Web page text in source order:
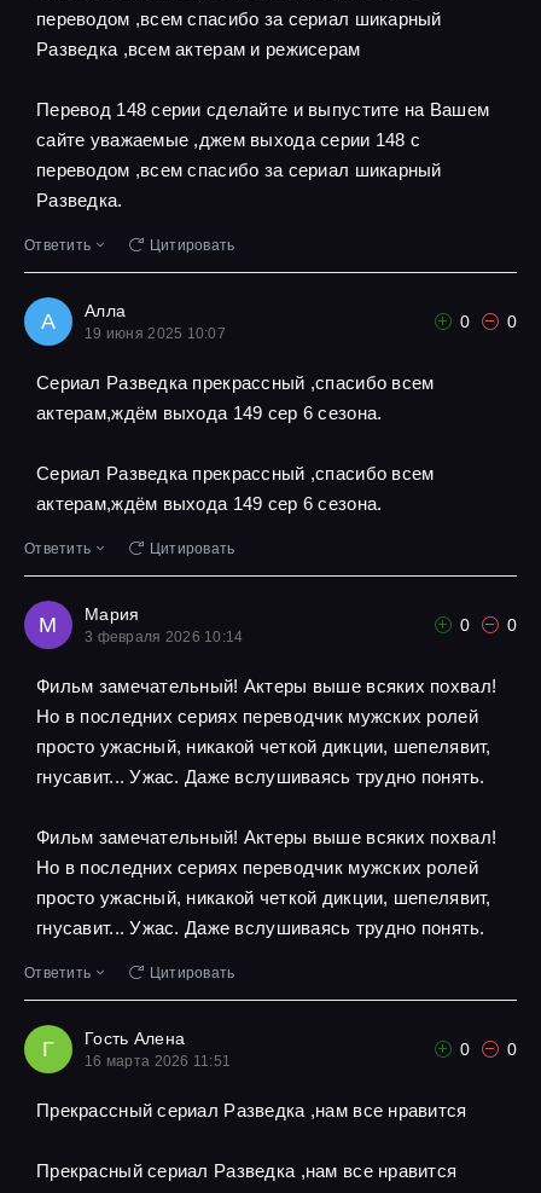
переводом ,всем спасибо за сериал шикарный
Разведка ,всем актерам и режисерам
Перевод 148 серии сделайте и выпустите на Вашем
сайте уважаемые ,джем выхода серии 148 с
переводом ,всем спасибо за сериал шикарный
Разведка.
Ответить Цитировать
А Алла
19 июня 2025 10:07
0 0
Сериал Разведка прекрассный ,спасибо всем
актерам,ждём выхода 149 сер 6 сезона.
Сериал Разведка прекрассный ,спасибо всем
актерам,ждём выхода 149 сер 6 сезона.
Ответить Цитировать
М Мария
3 февраля 2026 10:14
0 0
Фильм замечательный! Актеры выше всяких похвал!
Но в последних сериях переводчик мужских ролей
просто ужасный, никакой четкой дикции, шепелявит,
гнусавит... Ужас. Даже вслушиваясь трудно понять.
Фильм замечательный! Актеры выше всяких похвал!
Но в последних сериях переводчик мужских ролей
просто ужасный, никакой четкой дикции, шепелявит,
гнусавит... Ужас. Даже вслушиваясь трудно понять.
Ответить Цитировать
Г Гость Алена
16 марта 2026 11:51
0 0
Прекрассный сериал Разведка ,нам все нравится
Прекрасный сериал Разведка ,нам все нравится